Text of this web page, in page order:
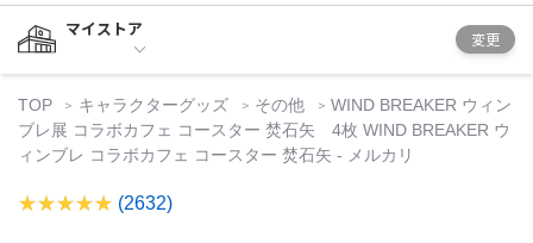
マイストア
変更
TOP キャラクターグッズ その他
WIND BREAKER ウィン
ブレ展 コラボカフェ コースター 焚石矢 4枚 WIND BREAKER ウ
ィンブレ コラボカフェ コースター 焚石矢 - メルカリ
(2632)